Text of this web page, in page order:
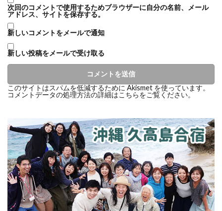
次回のコメントで使用するためブラウザーに自分の名前、メール
アドレス、サイトを保存する。
新しいコメントをメールで通知
新しい投稿をメールで受け取る
このサイトはスパムを低減するために Akismet を使っています。
コメントデータの処理方法の詳細はこちらをご覧ください。